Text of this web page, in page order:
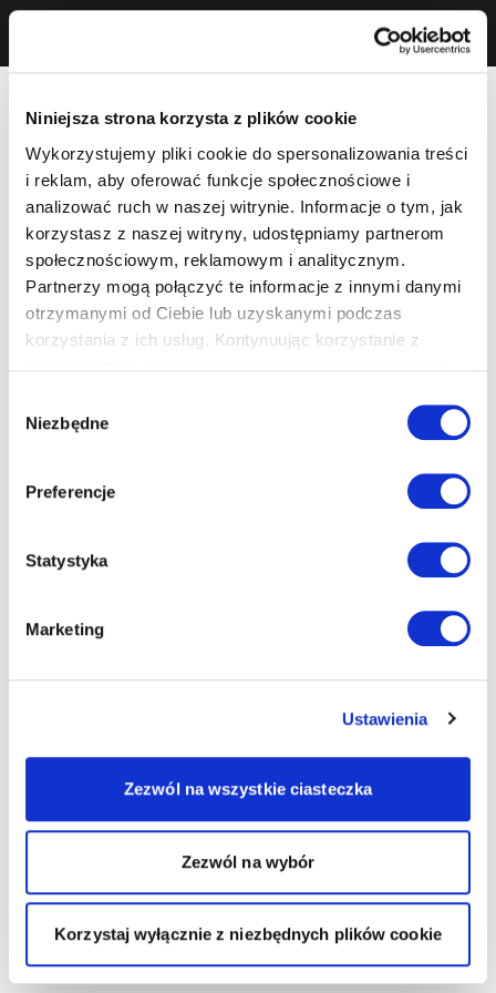
Niniejsza strona korzysta z plików cookie
Wykorzystujemy pliki cookie do spersonalizowania treści
i reklam, aby oferować funkcje społecznościowe i
analizować ruch w naszej witrynie. Informacje o tym, jak
korzystasz z naszej witryny, udostępniamy partnerom
społecznościowym, reklamowym i analitycznym.
Partnerzy mogą połączyć te informacje z innymi danymi
otrzymanymi od Ciebie lub uzyskanymi podczas
korzystania z ich usług. Kontynuując korzystanie z
zgody
Niezbędne
Preferencje
Statystyka
Marketing
Ustawienia
Zezwól na wszystkie ciasteczka
Zezwól na wybór
Korzystaj wyłącznie z niezbędnych plików cookie